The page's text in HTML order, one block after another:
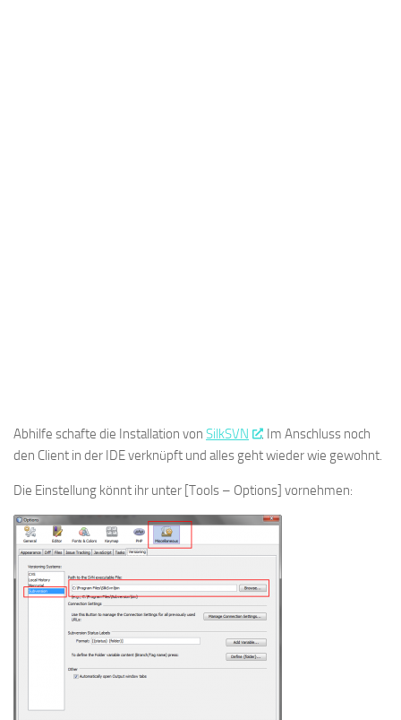
Abhilfe schafte die Installation von SilkSVN
. Im Anschluss noch
den Client in der IDE verknüpft und alles geht wieder wie gewohnt.
Die Einstellung könnt ihr unter [Tools – Options] vornehmen: